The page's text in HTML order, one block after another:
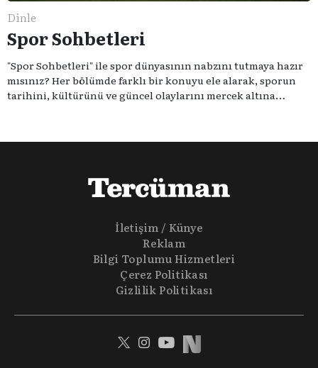
Dinle
Spor Sohbetleri
"Spor Sohbetleri" ile spor dünyasının nabzını tutmaya hazır
mısınız? Her bölümde farklı bir konuyu ele alarak, sporun
tarihini, kültürünü ve güncel olaylarını mercek altına
olmadığına inananlardansanız "Spor Sohbetleri" tam size
İletişim / Künye
Reklam
Bilgi Toplumu Hizmetleri
Çerez Politikası
Gizlilik Politikası